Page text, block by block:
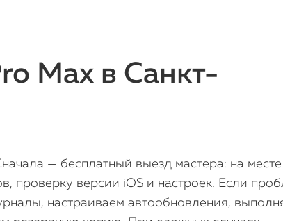
Max в Санкт-
— бесплатный выезд мастера: на месте
проверку версии iOS и настроек. Если
настраиваем автообновления,